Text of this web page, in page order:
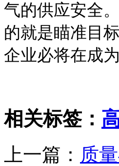
气的供应安全
的就是瞄准目
企业必将在成
相关标签：
上一篇： 质